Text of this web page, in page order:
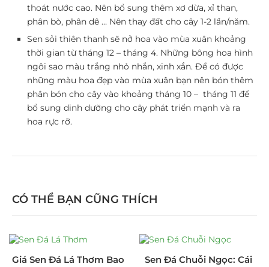
thoát nước cao. Nên bổ sung thêm xơ dừa, xỉ than,
phân bò, phân dê … Nên thay đất cho cây 1-2 lần/năm.
Sen sỏi thiên thanh sẽ nở hoa vào mùa xuân khoảng
thời gian từ tháng 12 – tháng 4. Những bông hoa hình
ngôi sao màu trắng nhỏ nhắn, xinh xắn. Để có được
những màu hoa đẹp vào mùa xuân bạn nên bón thêm
phân bón cho cây vào khoảng tháng 10 – tháng 11 để
bổ sung dinh dưỡng cho cây phát triển mạnh và ra
hoa rực rỡ.
CÓ THỂ BẠN CŨNG THÍCH
Giá Sen Đá Lá Thơm Bao
Sen Đá Chuỗi Ngọc: Cái